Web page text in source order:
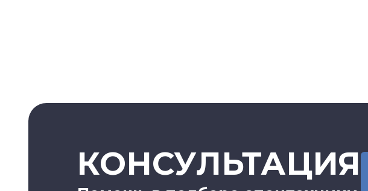
КОНСУЛЬТАЦИЯ